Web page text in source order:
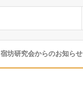
宿坊研究会からのお知らせ